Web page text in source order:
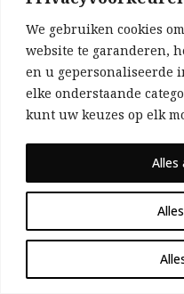
We gebruiken cookies
website te garanderen,
en u gepersonaliseerde
elke onderstaande
kunt uw keuzes op elk
Alles
de
De
andere
naar
kan